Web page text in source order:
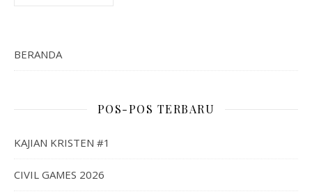
BERANDA
POS-POS TERBARU
KAJIAN KRISTEN #1
CIVIL GAMES 2026